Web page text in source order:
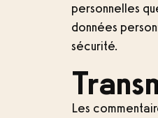
personnelles
données
sécurité.
Les